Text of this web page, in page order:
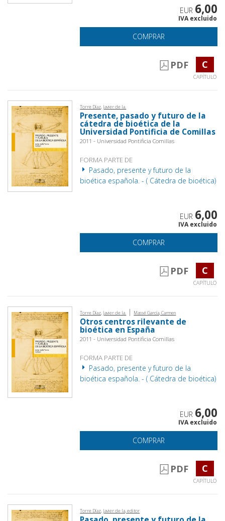
EUR 6,00
IVA excluido
COMPRAR
PDF C
CAPÍTULO
Torre Díaz, Javier de la.
Presente, pasado y futuro de la
cátedra de bioética de la
Universidad Pontificia de Comillas
2011 - Universidad Pontificia Comillas
FORMA PARTE DE
Pasado, presente y futuro de la
bioética española. - ( Cátedra de bioética)
EUR 6,00
IVA excluido
COMPRAR
PDF C
CAPÍTULO
Torre Díaz, Javier de la. | Massé García, Carmen
Otros centros rilevante de
bioética en España
2011 - Universidad Pontificia Comillas
FORMA PARTE DE
Pasado, presente y futuro de la
bioética española. - ( Cátedra de bioética)
EUR 6,00
IVA excluido
COMPRAR
PDF C
CAPÍTULO
Torre Díaz, Javier de la, editor